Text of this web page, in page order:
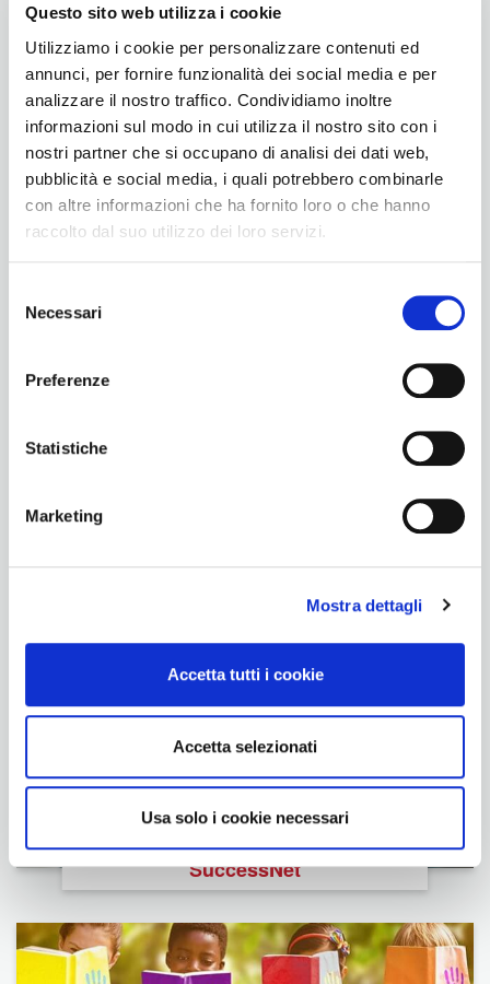
Questo sito web utilizza i cookie
Utilizziamo i cookie per personalizzare contenuti ed
annunci, per fornire funzionalità dei social media e per
analizzare il nostro traffico. Condividiamo inoltre
informazioni sul modo in cui utilizza il nostro sito con i
nostri partner che si occupano di analisi dei dati web,
pubblicità e social media, i quali potrebbero combinarle
con altre informazioni che ha fornito loro o che hanno
raccolto dal suo utilizzo dei loro servizi.
delNecessari
Preferenze
Statistiche
Marketing
Mostra dettagli
Accetta tutti i cookie
Accetta selezionati
Usa solo i cookie necessari
Come partecipare
Eventi
Ricerca avanzata Capitolo
Membri BNI
Gallery
SuccessNet